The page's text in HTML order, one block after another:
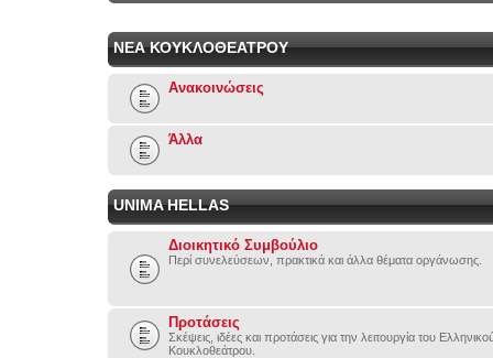
ΝΕΑ ΚΟΥΚΛΟΘΕΑΤΡΟΥ
Ανακοινώσεις
Άλλα
UNIMA HELLAS
Διοικητικό Συμβούλιο
Περί συνελεύσεων, πρακτικά και άλλα θέματα οργάνωσης.
Προτάσεις
Σκέψεις, ιδέες και προτάσεις για την λειτουργία του
Κουκλοθεάτρου.